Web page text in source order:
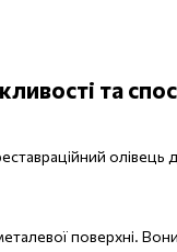
та
поверхні.